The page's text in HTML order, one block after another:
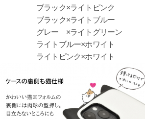
ブラック×ライトピンク
ブラック×ライトブルー
グレー ×ライトグリーン
ライトブルー×ホワイト
ライトピンク×ホワイ